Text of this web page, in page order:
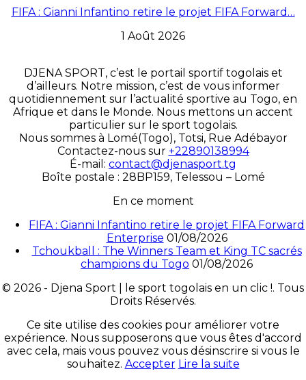
FIFA : Gianni Infantino retire le projet FIFA Forward…
1 Août 2026
DJENA SPORT, c’est le portail sportif togolais et
d’ailleurs. Notre mission, c’est de vous informer
quotidiennement sur l’actualité sportive au Togo, en
Afrique et dans le Monde. Nous mettons un accent
particulier sur le sport togolais.
Nous sommes à Lomé(Togo), Totsi, Rue Adébayor
Contactez-nous sur +22890138994
É-mail: contact@djenasport.tg
Boîte postale : 28BP159, Telessou – Lomé
En ce moment
FIFA : Gianni Infantino retire le projet FIFA Forward
Enterprise 01/08/2026
Tchoukball : The Winners Team et King TC sacrés
champions du Togo 01/08/2026
© 2026 - Djena Sport | le sport togolais en un clic !. Tous
Droits Réservés.
Ce site utilise des cookies pour améliorer votre
expérience. Nous supposerons que vous êtes d'accord
avec cela, mais vous pouvez vous désinscrire si vous le
souhaitez. Accepter Lire la suite